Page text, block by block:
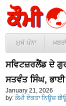
ਮੁਖੱ ਪੰਨਾ
ਸਵਿਟਜ਼ਰਲੈਂਡ ਦੇ
ਸਤਵੰਤ ਸਿੰਘ, ਭਾਈ
January 21, 2026
by: ਕੌਮੀ ਏਕਤਾ ਨਿਊਜ਼